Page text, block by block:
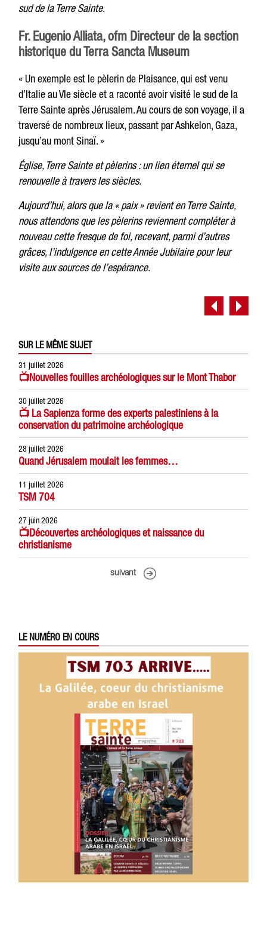
sud de la Terre Sainte.
Fr. Eugenio Alliata, ofm Directeur de la section
historique du Terra Sancta Museum
« Un exemple est le pèlerin de Plaisance, qui est venu
d’Italie au VIe siècle et a raconté avoir visité le sud de la
Terre Sainte après Jérusalem. Au cours de son voyage, il a
traversé de nombreux lieux, passant par Ashkelon, Gaza,
jusqu’au mont Sinaï. »
Église, Terre Sainte et pèlerins : un lien éternel qui se
renouvelle à travers les siècles.
Aujourd’hui, alors que la « paix » revient en Terre Sainte,
nous attendons que les pèlerins reviennent compléter à
nouveau cette fresque de foi, recevant, parmi d’autres
grâces, l’indulgence en cette Année Jubilaire pour leur
visite aux sources de l’espérance.
SUR LE MÊME SUJET
31 juillet 2026
📺Nouvelles fouilles archéologiques sur le Mont Thabor
30 juillet 2026
📺 La Sapienza forme des experts palestiniens à la
conservation du patrimoine archéologique
28 juillet 2026
Quand Jérusalem moulait les femmes…
11 juillet 2026
TSM 704
27 juin 2026
📺Découvertes archéologiques et naissance du
christianisme
suivant
LE NUMÉRO EN COURS